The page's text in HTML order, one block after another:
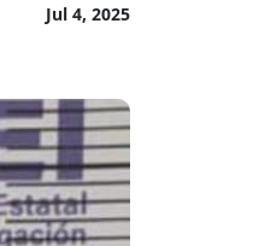
Jul 4, 2025